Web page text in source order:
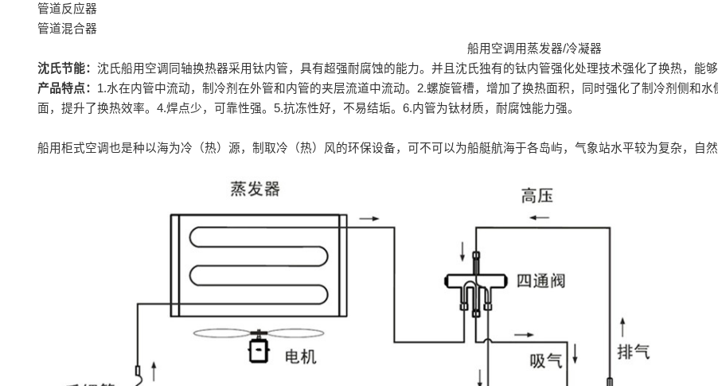
管道反应器
管道混合器
船用空调用蒸发器/冷凝器
沈氏节能： 沈氏船用空调同轴换热器采用钛内管，具有超强耐腐蚀的能力。并且沈氏独有的钛内管强化处理技术强化了换热，能够
产品特点： 1.水在内管中流动，制冷剂在外管和内管的夹层流道中流动。2.螺旋管槽，增加了换热面积，同时强化了制冷剂侧和
面，提升了换热效率。4.焊点少，可靠性强。5.抗冻性好，不易结垢。6.内管为钛材质，耐腐蚀能力强。
船用柜式空调也是种以海为冷（热）源，制取冷（热）风的环保设备，可不可以为船艇航海于各岛屿，气象站水平较为复杂，自